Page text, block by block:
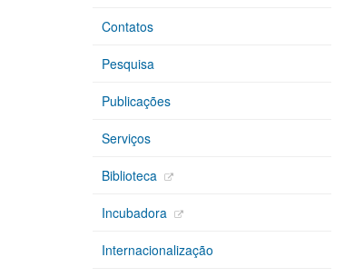
Contatos
Pesquisa
Publicações
Serviços
Biblioteca
Incubadora
Internacionalização